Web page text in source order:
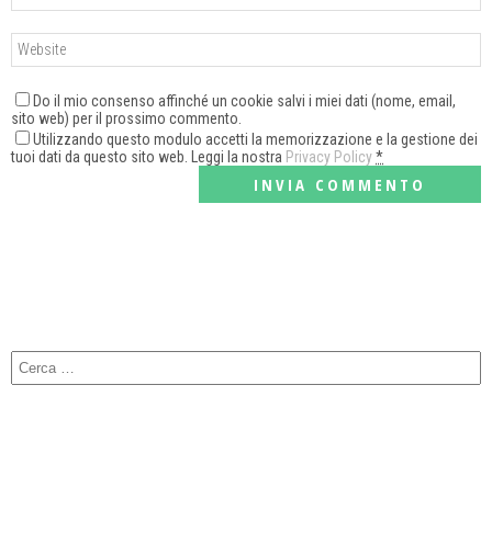
Do il mio consenso affinché un cookie salvi i miei dati (nome, email,
sito web) per il prossimo commento.
Utilizzando questo modulo accetti la memorizzazione e la gestione dei
tuoi dati da questo sito web. Leggi la nostra Privacy Policy*